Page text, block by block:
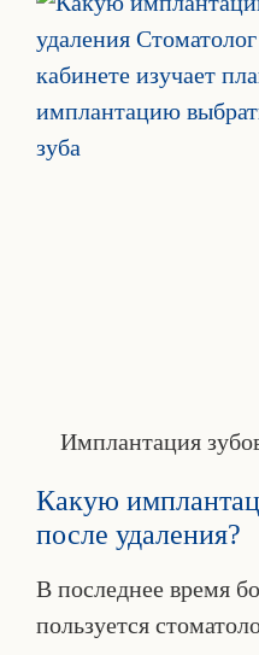
Имплантация
Какую
после удаления?
В последнее время
пользуется